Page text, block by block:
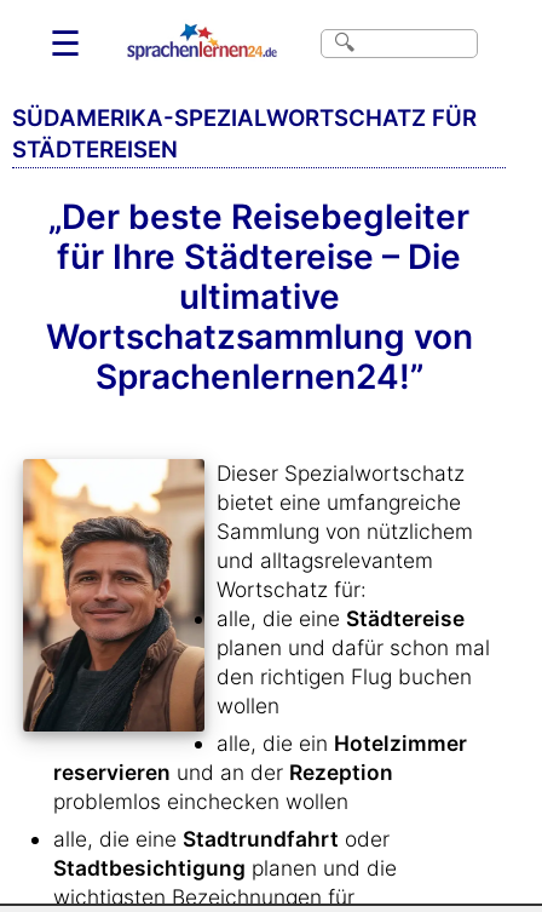
☰
SÜDAMERIKA-SPEZIALWORTSCHATZ FÜR
STÄDTEREISEN
„Der beste Reisebegleiter
für Ihre Städtereise – Die
ultimative
Wortschatzsammlung von
Sprachenlernen24!”
Dieser Spezialwortschatz
bietet eine umfangreiche
Sammlung von nützlichem
und alltagsrelevantem
Wortschatz für:
alle, die eine Städtereise
planen und dafür schon mal
den richtigen Flug buchen
wollen
alle, die ein Hotelzimmer
reservieren und an der Rezeption
problemlos einchecken wollen
alle, die eine Stadtrundfahrt oder
Stadtbesichtigung planen und die
wichtigsten Bezeichnungen für